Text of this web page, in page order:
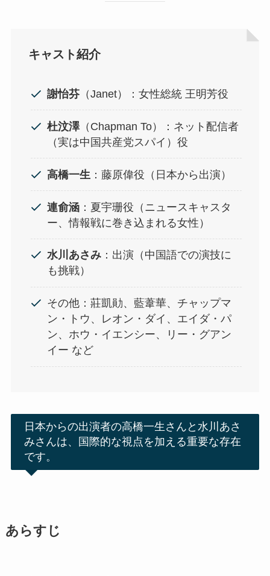
キャスト紹介
謝怡芬 （Janet）：女性総統 王明芳役
杜汶澤 （Chapman To）：ネット配信者
（実は中国共産党スパイ）役
高橋一生 ：藤原偉役（日本から出演）
連俞涵 ：夏宇珊役（ニュースキャスタ
ー、情報戦に巻き込まれる女性）
水川あさみ ：出演（中国語での演技に
も挑戦）
その他：莊凱勛、藍葦華、チャップマ
ン・トウ、レオン・ダイ、エイダ・パ
ン、ホウ・イエンシー、リー・グアン
イー など
日本からの出演者の高橋一生さんと水川あさ
みさんは、国際的な視点を加える重要な存在
です。
あらすじ